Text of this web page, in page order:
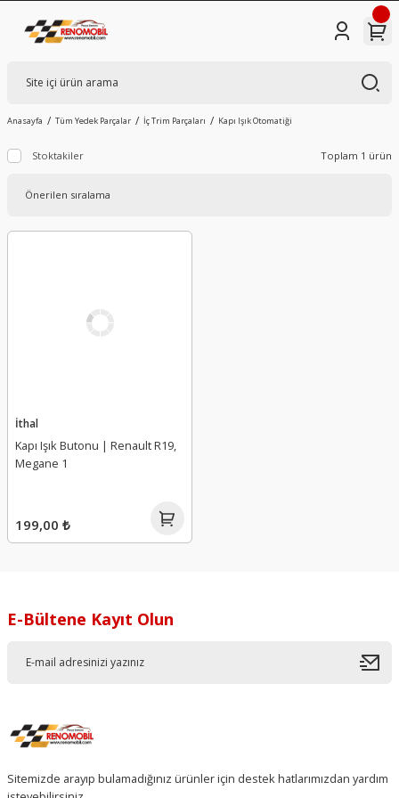
Anasayfa Tüm Yedek Parçalar İç Trim Parçaları Kapı Işık Otomatiği
Stoktakiler Toplam 1 ürün
İthal
Kapı Işık Butonu | Renault R19,
Megane 1
199,00 ₺
E-Bültene Kayıt Olun
Sitemizde arayıp bulamadığınız ürünler için destek hatlarımızdan yardım